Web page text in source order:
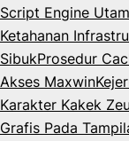
Script Engine
Ketahanan
SibukProsedur
Akses Maxwin
Karakter Kakek
Grafis Pada